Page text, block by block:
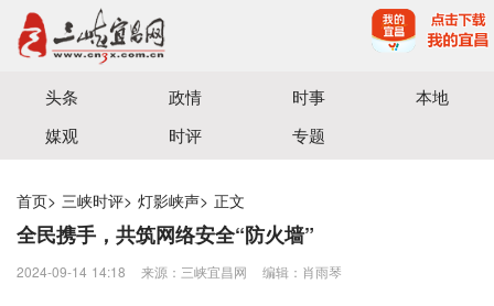
宜昌三峡融媒体中心主办
头条 政情 时事
本地
媒观
时评 专题
首页> 三峡时评> 灯影峡声> 正文
全民携手，共筑网络安全“防火墙”
2024-09-14 14:18 来源：三峡宜昌网 编辑：肖雨琴